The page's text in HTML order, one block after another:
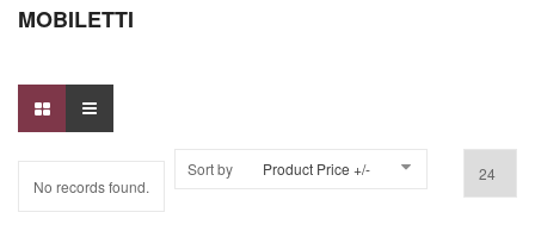
MOBILETTI
Sort by
Product Price +/-
No records found.